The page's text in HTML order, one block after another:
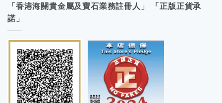
「香港海關貴金屬及寶石業務註冊人」 「正版正貨承
諾」